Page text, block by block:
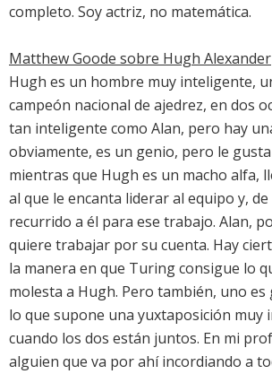
completo. Soy actriz, no matemática.
Matthew Goode sobre Hugh Alexander
Hugh es un hombre muy inteligente,
campeón nacional de ajedrez, en dos
tan inteligente como Alan, pero hay
obviamente, es un genio, pero le
mientras que Hugh es un macho alfa,
al que le encanta liderar al equipo y,
recurrido a él para ese trabajo. Alan,
quiere trabajar por su cuenta. Hay
la manera en que Turing consigue lo
molesta a Hugh. Pero también, uno es
lo que supone una yuxtaposición muy
cuando los dos están juntos. En mi
alguien que va por ahí incordiando a